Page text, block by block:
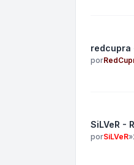
redcupra
por
SiLVeR -
porSiLVeR»